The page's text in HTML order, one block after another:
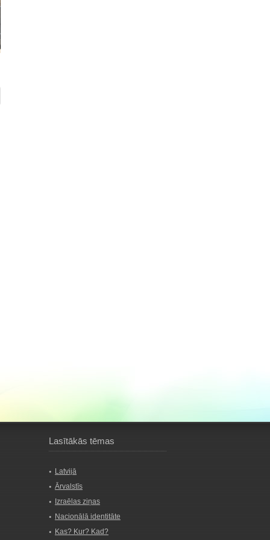
Lasītākās tēmas
Latvijā
Ārvalstīs
Izraēlas ziņas
Nacionālā identitāte
Kas? Kur? Kad?